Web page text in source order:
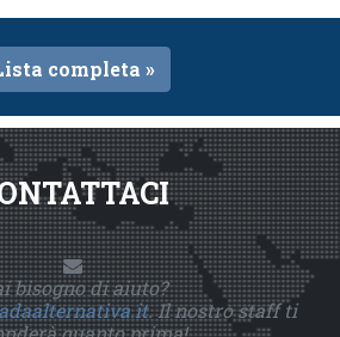
completa »
bisogno di aiuto?
. Il nostro staff ti